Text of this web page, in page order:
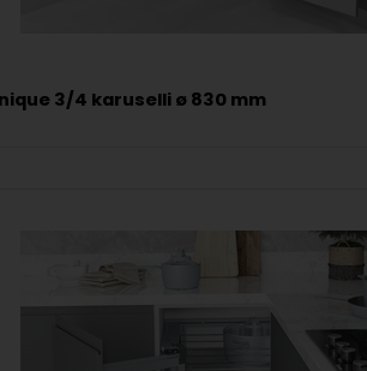
3/4 karuselli ø 830 mm